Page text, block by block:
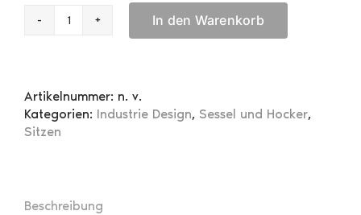
Sessel
In den Warenkorb
Artikelnummer: n. v.
Kategorien: Industrie Design, Sessel und Hocker,
Sitzen
Beschreibung